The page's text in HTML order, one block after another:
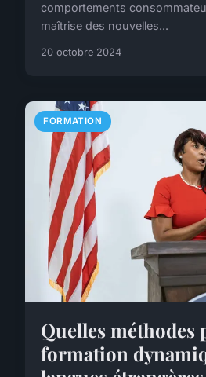
comportements
maîtrise des nouvelles...
20 octobre 2024
FORMATION
Quelles méthodes
formation